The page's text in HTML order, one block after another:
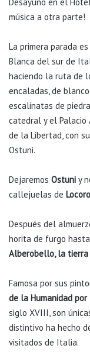
música a otra parte!
La primera parada es
Blanca del sur de
haciendo la ruta de
encaladas, de
escalinatas de
catedral y el Palacio
de la Libertad, con
Ostuni.
Dejaremos Ostuni y
callejuelas de
Después del
horita de furgo
Alberobello, la tierra
Famosa por sus
de la Humanidad por
siglo XVIII, son
distintivo ha hecho
visitados de Italia.